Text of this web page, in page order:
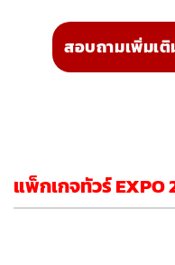
สอบถามเพิ่มเ
แพ็กเกจทัวร์ EXPO